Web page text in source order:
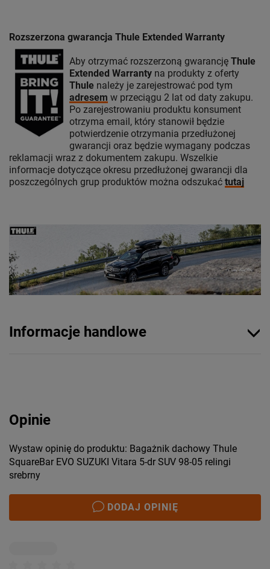
Rozszerzona gwarancja Thule Extended Warranty
Aby otrzymać rozszerzoną gwarancję Thule
Extended Warranty na produkty z oferty
Thule należy je zarejestrować pod tym
adresem w przeciągu 2 lat od daty zakupu.
Po zarejestrowaniu produktu konsument
otrzyma email, który stanowił będzie
potwierdzenie otrzymania przedłużonej
gwarancji oraz będzie wymagany podczas
reklamacji wraz z dokumentem zakupu. Wszelkie
informacje dotyczące okresu przedłużonej gwarancji dla
poszczególnych grup produktów można odszukać tutaj
Informacje handlowe
Opinie
Wystaw opinię do produktu: Bagażnik dachowy Thule
SquareBar EVO SUZUKI Vitara 5-dr SUV 98-05 relingi
srebrny
DODAJ OPINIĘ